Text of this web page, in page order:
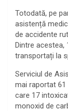
Totodată, pe
asistență
de accidente
Dintre acestea,
transportați la
Serviciul de
mai raportat 61
care 17
monoxid de